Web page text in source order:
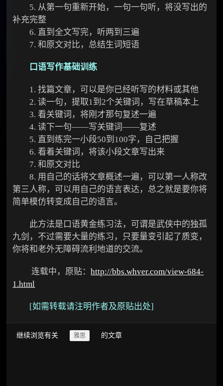
5. 从第一句重新开始，一句一句听，将没写出的
补充完整
6. 直到全文写完，听两到三遍
7. 和原文对比，总结生词短语
口语写作基础训练
1. 找篇文章，可以是你已经听写的材料或其他
2. 读一句，提取1到2个关键词，写在草稿本上
3. 看关键词，将刚才那句复述一遍
4. 读下一句——写关键词——复述
5. 直到练完一小段50到100字，自己把握
6. 看着关键词，将该小段文章写出来
7. 和原文对比
8. 用自己的话将文章概述一遍，可以第一人称改
第三人称，可以用自己的语言表达，总之就是要你将
简单模仿转变成自己的语言。
此方法是口语黄金练习法，可谓是武侠中的独孤
九剑，不过需要大量的练习，只要量变引起了质变，
你将和老外无障碍流利地道的交流。
连载中，原贴：http://bbs.whver.com/view-684-
1.html
[如需转载请注明作者及原贴出处]
继续浏览有关 雅思 的文章